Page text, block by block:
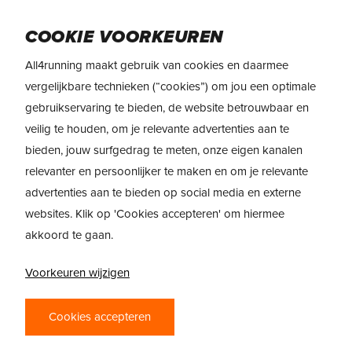
main
content
PRODUCTREVIEW
ON CLOUDMONSTER 2 –
COOKIE VOORKEUREN
All4running maakt gebruik van cookies en daarmee
vergelijkbare technieken (“cookies”) om jou een optimale
gebruikservaring te bieden, de website betrouwbaar en
veilig te houden, om je relevante advertenties aan te
bieden, jouw surfgedrag te meten, onze eigen kanalen
relevanter en persoonlijker te maken en om je relevante
advertenties aan te bieden op social media en externe
websites. Klik op 'Cookies accepteren' om hiermee
akkoord te gaan.
Voorkeuren wijzigen
Cookies accepteren